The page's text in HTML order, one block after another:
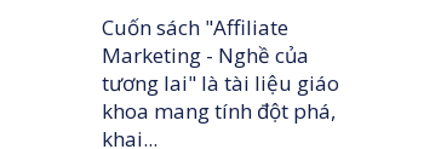
Cuốn sách "Affiliate
Marketing - Nghề của
tương lai" là tài liệu giáo
khoa mang tính đột phá,
khai...